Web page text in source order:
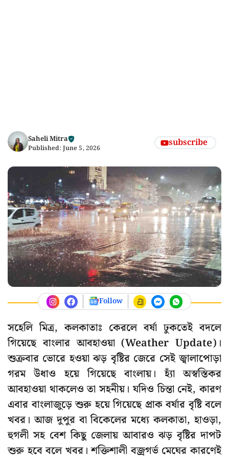
Saheli Mitra
Published: June 5, 2026 subscribe
Follow
সহেলি মিত্র, কলকাতাঃ কেরলে বর্ষা ঢুকতেই বদলে
গিয়েছে বাংলার আবহাওয়া (Weather Update)।
শুক্রবার ভোরে হওয়া ঝড় বৃষ্টির জেরে সেই জ্বালাপোড়া
গরম উধাও হয়ে গিয়েছে বাংলায়। হ্যাঁ অস্বস্তিকর
আবহাওয়া থাকলেও তা সহনীয়। যদিও চিন্তা নেই, কারণ
এবার বাংলাজুড়ে শুরু হয়ে গিয়েছে প্রাক বর্ষার বৃষ্টি বলে
খবর। আজ দুপুর বা বিকেলের মধ্যে কলকাতা, হাওড়া,
হুগলী সহ বেশ কিছু জেলায় আবারও ঝড় বৃষ্টির দাপট
শুরু হবে বলে খবর। শক্তিশালী বজ্রগর্ভ মেঘের কারণেই